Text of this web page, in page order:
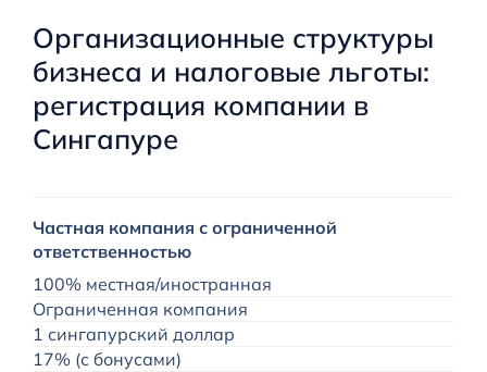
Организационные структуры
бизнеса и налоговые льготы:
регистрация компании в
Сингапуре
Частная компания с ограниченной
ответственностью
100% местная/иностранная
Ограниченная компания
1 сингапурский доллар
17% (с бонусами)